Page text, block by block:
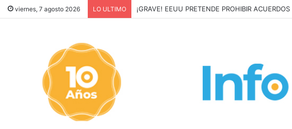
viernes, 7 agosto 2026 LO ULTIMO ¡GRAVE! EEUU PRETENDE PROHIBIR